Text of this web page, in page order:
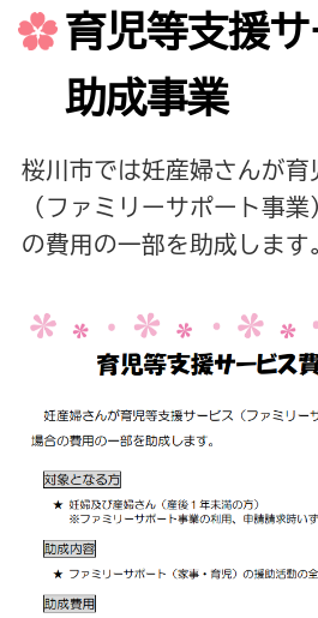
育児等支援
助成事業
桜川市では妊産婦さんが育
（ファミリーサポート事
の費用の一部を助成します